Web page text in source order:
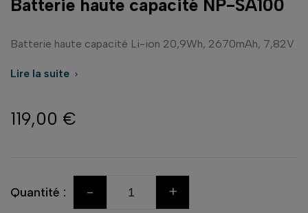
Batterie haute capacité NP-SA100
Batterie haute capacité Li-ion 20,9Wh, 2670mAh, 7,82V
Lire la suite 
119,00 €
Quantité : - +